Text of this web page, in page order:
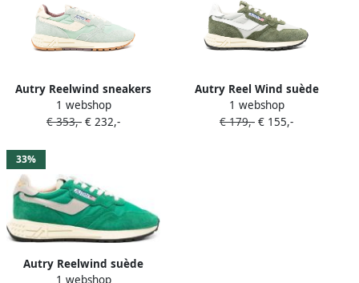
Autry Reelwind sneakers
Groen
1 webshop
€ 353,- € 232,-
Autry Reel Wind suède
sneakers Groen
1 webshop
€ 179,- € 155,-
33%
Autry Reelwind suède
1 webshop